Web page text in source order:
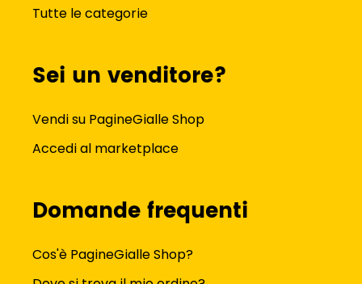
Tutte le categorie
Sei un venditore?
Vendi su PagineGialle Shop
Accedi al marketplace
Domande frequenti
Cos'è PagineGialle Shop?